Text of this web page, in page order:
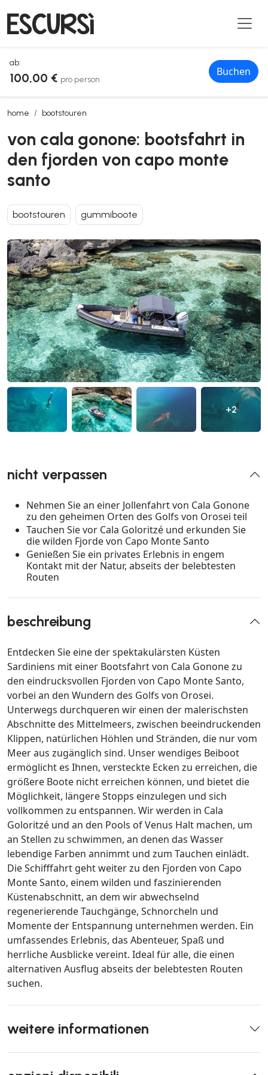
ab:
100,00 € pro person
Buchen
home bootstouren
von cala gonone: bootsfahrt in den fjorden von capo monte santo
von cala gonone: bootsfahrt in
den fjorden von capo monte
santo
bootstouren gummiboote
+2
nicht verpassen
Nehmen Sie an einer Jollenfahrt von Cala Gonone
zu den geheimen Orten des Golfs von Orosei teil
Tauchen Sie vor Cala Goloritzé und erkunden Sie
die wilden Fjorde von Capo Monte Santo
Genießen Sie ein privates Erlebnis in engem
Kontakt mit der Natur, abseits der belebtesten
Routen
beschreibung
Entdecken Sie eine der spektakulärsten Küsten
Sardiniens mit einer Bootsfahrt von Cala Gonone zu
den eindrucksvollen Fjorden von Capo Monte Santo,
vorbei an den Wundern des Golfs von Orosei.
Unterwegs durchqueren wir einen der malerischsten
Abschnitte des Mittelmeers, zwischen beeindruckenden
Klippen, natürlichen Höhlen und Stränden, die nur vom
Meer aus zugänglich sind. Unser wendiges Beiboot
ermöglicht es Ihnen, versteckte Ecken zu erreichen, die
größere Boote nicht erreichen können, und bietet die
Möglichkeit, längere Stopps einzulegen und sich
vollkommen zu entspannen. Wir werden in Cala
Goloritzé und an den Pools of Venus Halt machen, um
an Stellen zu schwimmen, an denen das Wasser
lebendige Farben annimmt und zum Tauchen einlädt.
Die Schifffahrt geht weiter zu den Fjorden von Capo
Monte Santo, einem wilden und faszinierenden
Küstenabschnitt, an dem wir abwechselnd
regenerierende Tauchgänge, Schnorcheln und
Momente der Entspannung unternehmen werden. Ein
umfassendes Erlebnis, das Abenteuer, Spaß und
herrliche Ausblicke vereint. Ideal für alle, die einen
alternativen Ausflug abseits der belebtesten Routen
suchen.
weitere informationen